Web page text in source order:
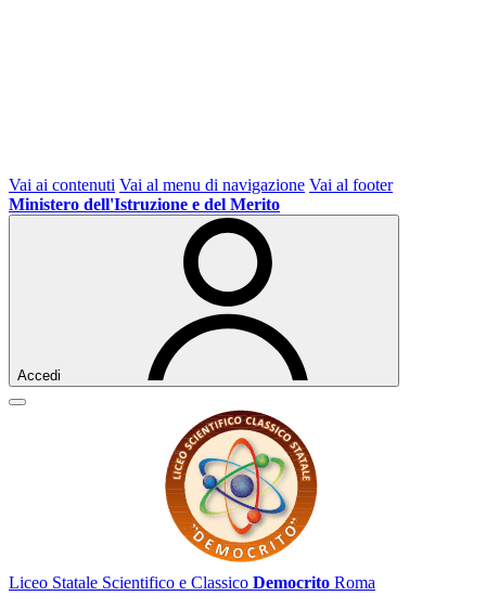
Vai ai contenuti Vai al menu di navigazione Vai al footer
Ministero dell'Istruzione e del Merito
Accedi
Liceo Statale Scientifico e Classico Democrito Roma